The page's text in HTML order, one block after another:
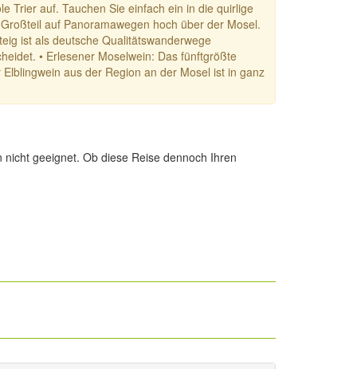
Trier auf. Tauchen Sie einfach ein in die quirlige
auf Panoramawegen hoch über der Mosel.
ist als deutsche Qualitätswanderwege
• Erlesener Moselwein: Das fünftgrößte
aus der Region an der Mosel ist in ganz
geeignet. Ob diese Reise dennoch Ihren